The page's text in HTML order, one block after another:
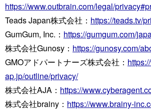
https://www.outbrain.com/legal/
Teads Japan株式会社： https://teads.tv/
GumGum, Inc.： https://gumgum.com/
株式会社Gunosy： https://gunosy.com/
GMOアドパートナーズ株式会社：
ap.jp/outline/privacy/
株式会社AJA： https://
株式会社brainy： https://www.brainy-